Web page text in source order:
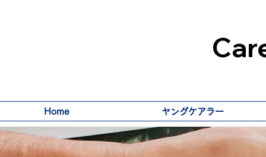
Home ヤングケアラー